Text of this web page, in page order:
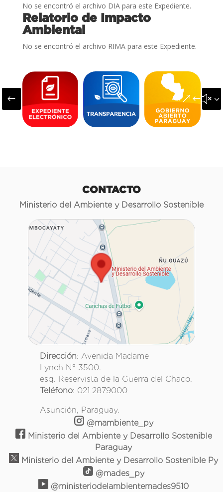
No se encontró el archivo DIA para este Expediente.
Relatorio de Impacto
Ambiental
No se encontró el archivo RIMA para este Expediente.
#
CONTACTO
Ministerio del Ambiente y Desarrollo Sostenible
Dirección: Avenida Madame
Lynch N° 3500.
esq. Reservista de la Guerra del Chaco.
Teléfono: 021 2879000
Asunción, Paraguay.
@mambiente_py
Ministerio del Ambiente y Desarrollo Sostenible
Paraguay
Ministerio del Ambiente y Desarrollo Sostenible Py
@mades_py
@ministeriodelambientemades9510